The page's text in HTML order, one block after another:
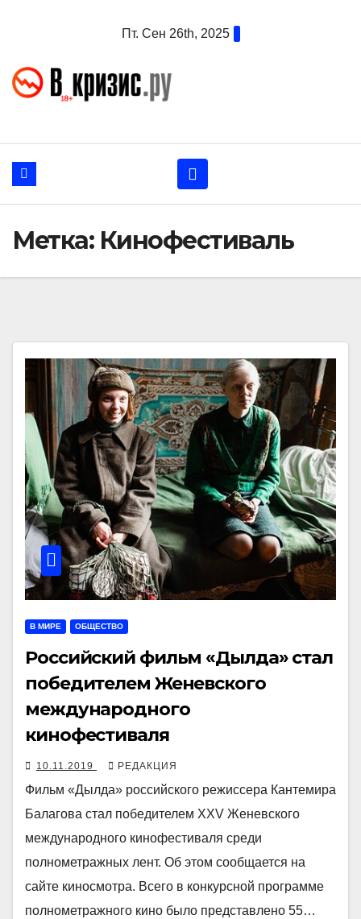
Пт. Сен 26th, 2025
Метка: Кинофестиваль
В МИРЕ ОБЩЕСТВО
Российский фильм «Дылда» стал
победителем Женевского
международного
кинофестиваля
10.11.2019 РЕДАКЦИЯ
Фильм «Дылда» российского режиссера Кантемира
Балагова стал победителем ХХV Женевского
международного кинофестиваля среди
полнометражных лент. Об этом сообщается на
сайте киносмотра. Всего в конкурсной программе
полнометражного кино было представлено 55…